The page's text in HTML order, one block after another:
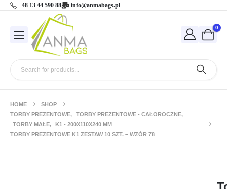
+48 13 44 590 88 info@anmabags.pl
0
HOME
SHOP
TORBY PREZENTOWE, TORBY PREZENTOWE - CAŁOROCZNE,
TORBY MAŁE,
K1 - 200X110X240 MM
TORBY PREZENTOWE K1 ZESTAW 10 SZT. – WZÓR 78